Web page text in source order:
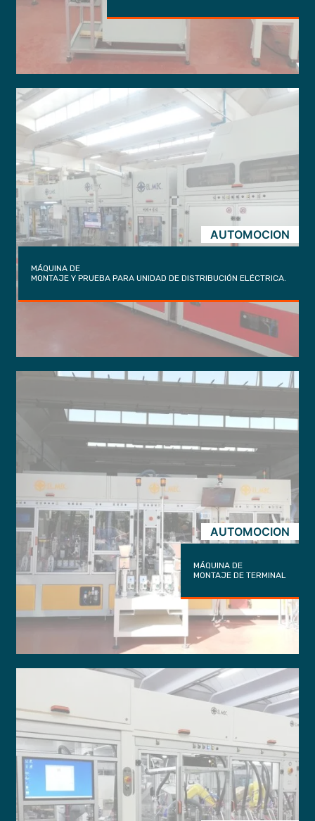
AUTOMOCION
MÁQUINA DE
MONTAJE Y PRUEBA PARA UNIDAD DE DISTRIBUCIÓN ELÉCTRICA.
AUTOMOCION
MÁQUINA DE
MONTAJE DE TERMINAL